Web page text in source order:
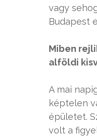
vagy
Budapest
Miben
alföldi
A mai
képtelen
épületet.
volt a